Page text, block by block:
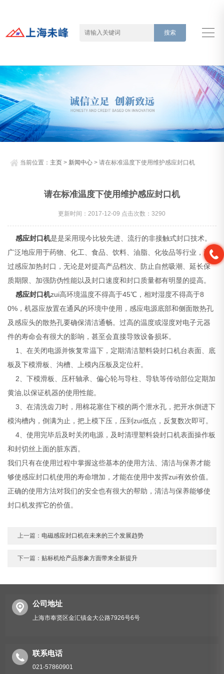
当前位置： 主页 > 新闻中心 > 请在标准温度下使用维护感应封口机
请在标准温度下使用维护感应封口机
更新时间：2017-12-09 点击次数：3290
感应封口机是是采用现今比较先进、流行的非接触式封口技术。
广泛地应用于药物、化工、食品、饮料、油脂、化妆品等行业，通
过感应加热封口，无论是对提高产品档次、防止自然吸潮、延长保
质期限、加强防伪性能以及封口速度和封口质量都有明显的提高。
感应封口机zui高环境温度不得高于45℃，相对湿度不得高于8
0%，机器应放置在通风的环境中使用，感应电源底部和侧面散热孔
及感应头的散热孔要确保清洁通畅。过高的温度或湿度对电子元器
件的寿命会有很大的影响，甚至会直接导致设备损坏。
1、在关闭电源并恢复常温下，定期清洁塑料袋封口机台表面、底
板及下模滑板、沟槽、上模内压板及定位杆。
2、下模滑板、压杆轴承、偏心轮与导柱、导轨等传动部位定期加
黄油,以保证机器的使用性能。
3、在清洗齿刀时，用棉花塞住下模的两个泄水孔，把开水倒进下
模沟槽内，倒满为止，把上模下压，压到zui低点，反复数次即可。
4、使用完毕后及时关闭电源，及时清理塑料袋封口机表面操作板
和封切丝上面的脏东西。
我们只有在使用过程中掌握这些基本的使用方法、清洁与保养才能
够使感应封口机使用的寿命增加，才能在使用中发挥zui有效价值。
正确的使用方法对我们的安全也有很大的帮助，清洁与保养能够使
封口机发挥它的价值。
上一篇： 电磁感应封口机在未来的三个发展趋势
下一篇： 贴标机给产品形象方面带来全新提升
公司地址
上海市奉贤区金汇镇金大公路7926号6号
联系电话
021-57860901